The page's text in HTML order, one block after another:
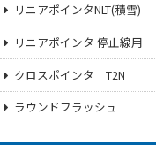
リニアポインタNLT(積雪)
リニアポインタ 停止線用
クロスポインタ T2N
ラウンドフラッシュ